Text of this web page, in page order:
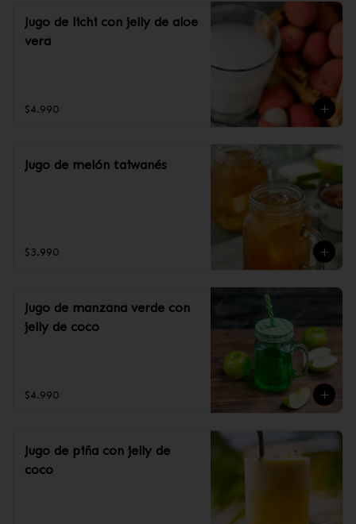
Jugo de lichi con jelly de aloe
vera
$4.990
Jugo de melón taiwanés
$3.990
Jugo de manzana verde con
jelly de coco
$4.990
Jugo de piña con jelly de
coco